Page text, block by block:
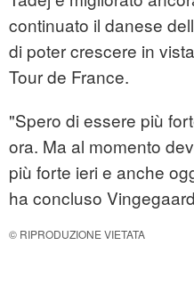
continuato il danese
di poter crescere in
Tour de France.
"Spero di essere più
ora. Ma al momento
più forte ieri e anche
ha concluso
© RIPRODUZIONE VIETATA